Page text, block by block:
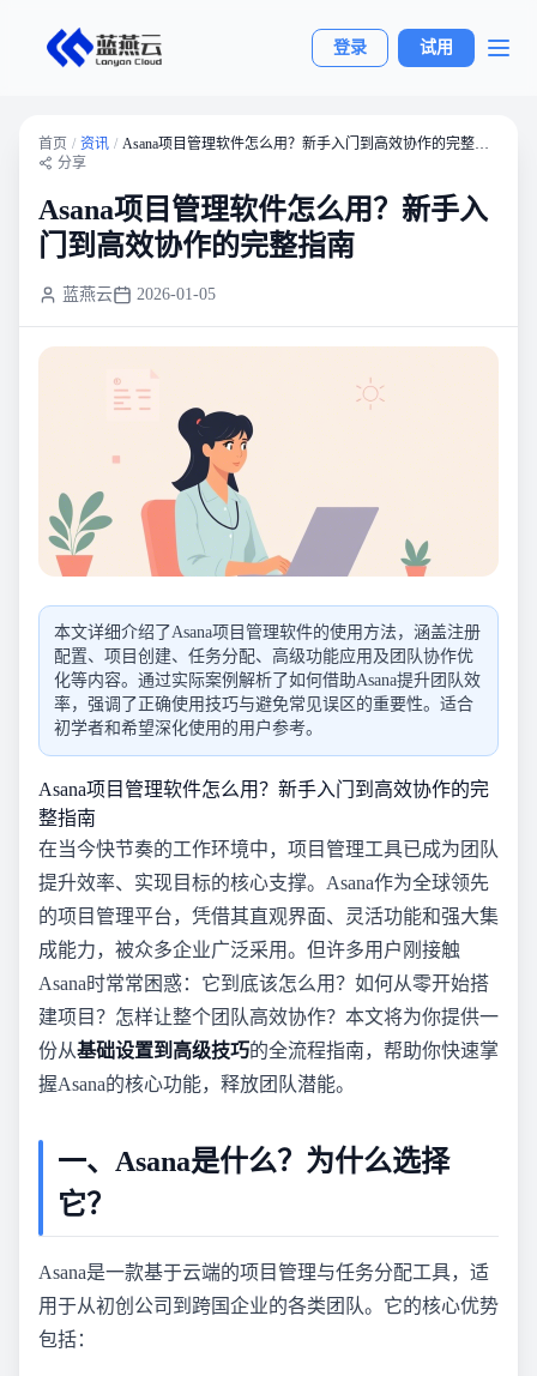
登录 试用
首页 / 资讯 /
Asana项目管理软件怎么用？新手入门到高效协作的完整指南
分享
Asana项目管理软件怎么用？新手入
门到高效协作的完整指南
蓝燕云 2026-01-05
本文详细介绍了Asana项目管理软件的使用方法，涵盖注册
配置、项目创建、任务分配、高级功能应用及团队协作优
化等内容。通过实际案例解析了如何借助Asana提升团队效
率，强调了正确使用技巧与避免常见误区的重要性。适合
初学者和希望深化使用的用户参考。
Asana项目管理软件怎么用？新手入门到高效协作的完
整指南
在当今快节奏的工作环境中，项目管理工具已成为团队
提升效率、实现目标的核心支撑。Asana作为全球领先
的项目管理平台，凭借其直观界面、灵活功能和强大集
成能力，被众多企业广泛采用。但许多用户刚接触
Asana时常常困惑：它到底该怎么用？如何从零开始搭
建项目？怎样让整个团队高效协作？本文将为你提供一
份从基础设置到高级技巧的全流程指南，帮助你快速掌
握Asana的核心功能，释放团队潜能。
一、Asana是什么？为什么选择
它？
Asana是一款基于云端的项目管理与任务分配工具，适
用于从初创公司到跨国企业的各类团队。它的核心优势
包括：